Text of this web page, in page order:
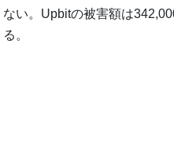
ない。Upbitの被害額は
る。